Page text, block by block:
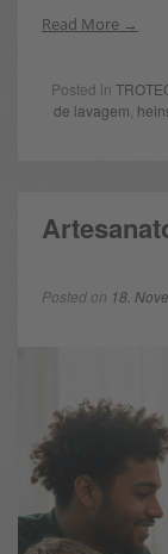
Read More
Posted in
de lavagem
Posted on 18.